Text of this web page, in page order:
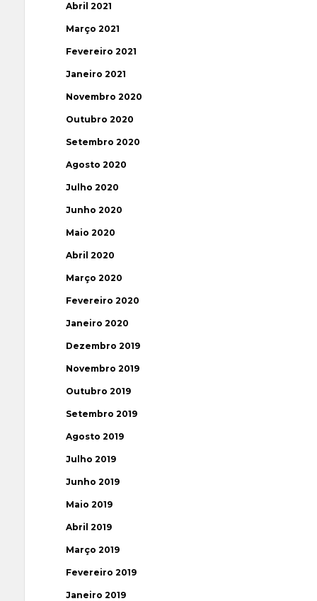
Abril 2021
Março 2021
Fevereiro 2021
Janeiro 2021
Novembro 2020
Outubro 2020
Setembro 2020
Agosto 2020
Julho 2020
Junho 2020
Maio 2020
Abril 2020
Março 2020
Fevereiro 2020
Janeiro 2020
Dezembro 2019
Novembro 2019
Outubro 2019
Setembro 2019
Agosto 2019
Julho 2019
Junho 2019
Maio 2019
Abril 2019
Março 2019
Fevereiro 2019
Janeiro 2019